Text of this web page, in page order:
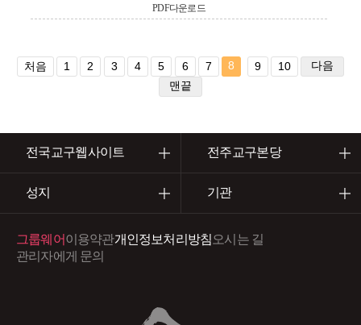
PDF다운로드
처음 1 2 3 4 5 6 7 8 9 10
다음
맨끝
전국교구웹사이트 전주교구본당
성지 기관
그룹웨어이용약관개인정보처리방침오시는 길
관리자에게 문의